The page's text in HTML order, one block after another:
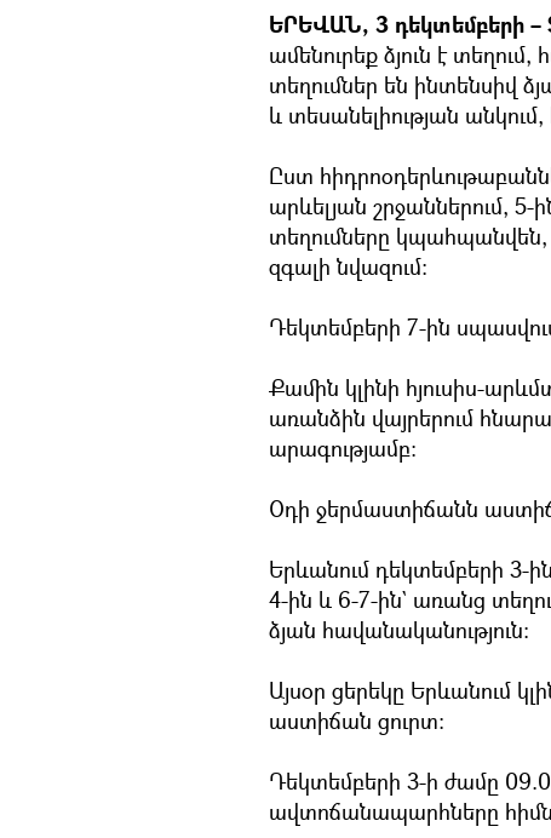
ԵՐԵՎԱՆ, 3 դեկտեմբերի –
ամենուրեք ձյուն է
տեղումներ են ինտենսիվ
և տեսանելիության
Ըստ
արևելյան շրջաններում, 5-
տեղումները
զգալի նվազում:
Դեկտեմբերի 7-ին
Քամին կլինի հյուսիս-
առանձին վայրերում
արագությամբ:
Օդի ջերմաստիճանն
Երևանում դեկտեմբերի 3-
4-ին և 6-7-ին` առանց
ձյան հավանականություն:
Այսօր ցերեկը Երևանում
աստիճան ցուրտ։
Դեկտեմբերի 3-ի ժամը
ավտոճանապարհները